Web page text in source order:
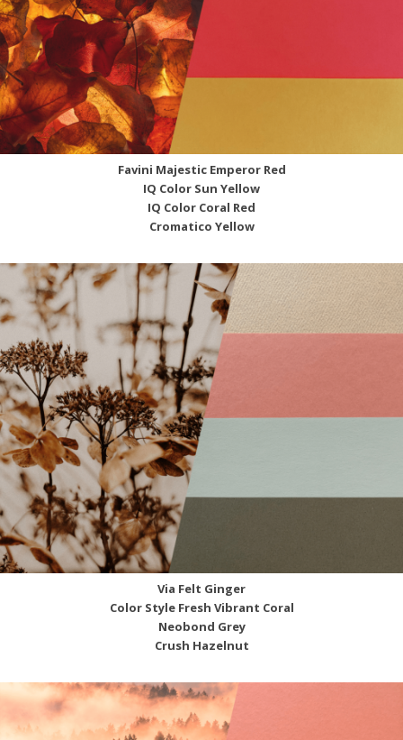
Favini Majestic Emperor Red
IQ Color Sun Yellow
IQ Color Coral Red
Cromatico Yellow
Via Felt Ginger
Color Style Fresh Vibrant Coral
Neobond Grey
Crush Hazelnut